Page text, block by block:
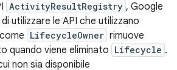
ActivityResultRegistry , Google
utilizzare le API che utilizzano
LifecycleOwner rimuove
quando viene eliminato Lifecycle .
non sia disponibile